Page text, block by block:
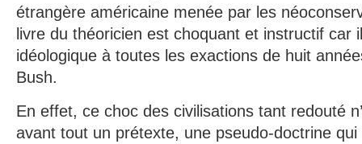
étrangère américaine menée par les
livre du théoricien est choquant et instructif car
idéologique à toutes les exactions de huit
Bush.
En effet, ce choc des civilisations tant redouté
avant tout un prétexte, une pseudo-doctrine